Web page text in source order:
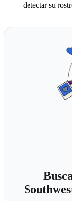
detectar su